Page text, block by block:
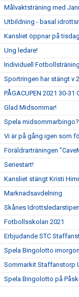
Målvaktsträning med
Utbildning - basal
Kansliet öppnar på
Ung ledare!
Individuell
Sportringen har stängt v
PÅGACUPEN 2021 30-31
Glad Midsommar!
Spela midsommarbingo?
Vi är på gång igen som
Föräldrarträningen
Seriestart!
Kansliet stängt Kristi
Marknadsavdelning
Skånes
Fotbollsskolan 2021
Erbjudande STC
Spela Bingolotto
Sommarkit Staffanstorp
Spela Bingolotto på